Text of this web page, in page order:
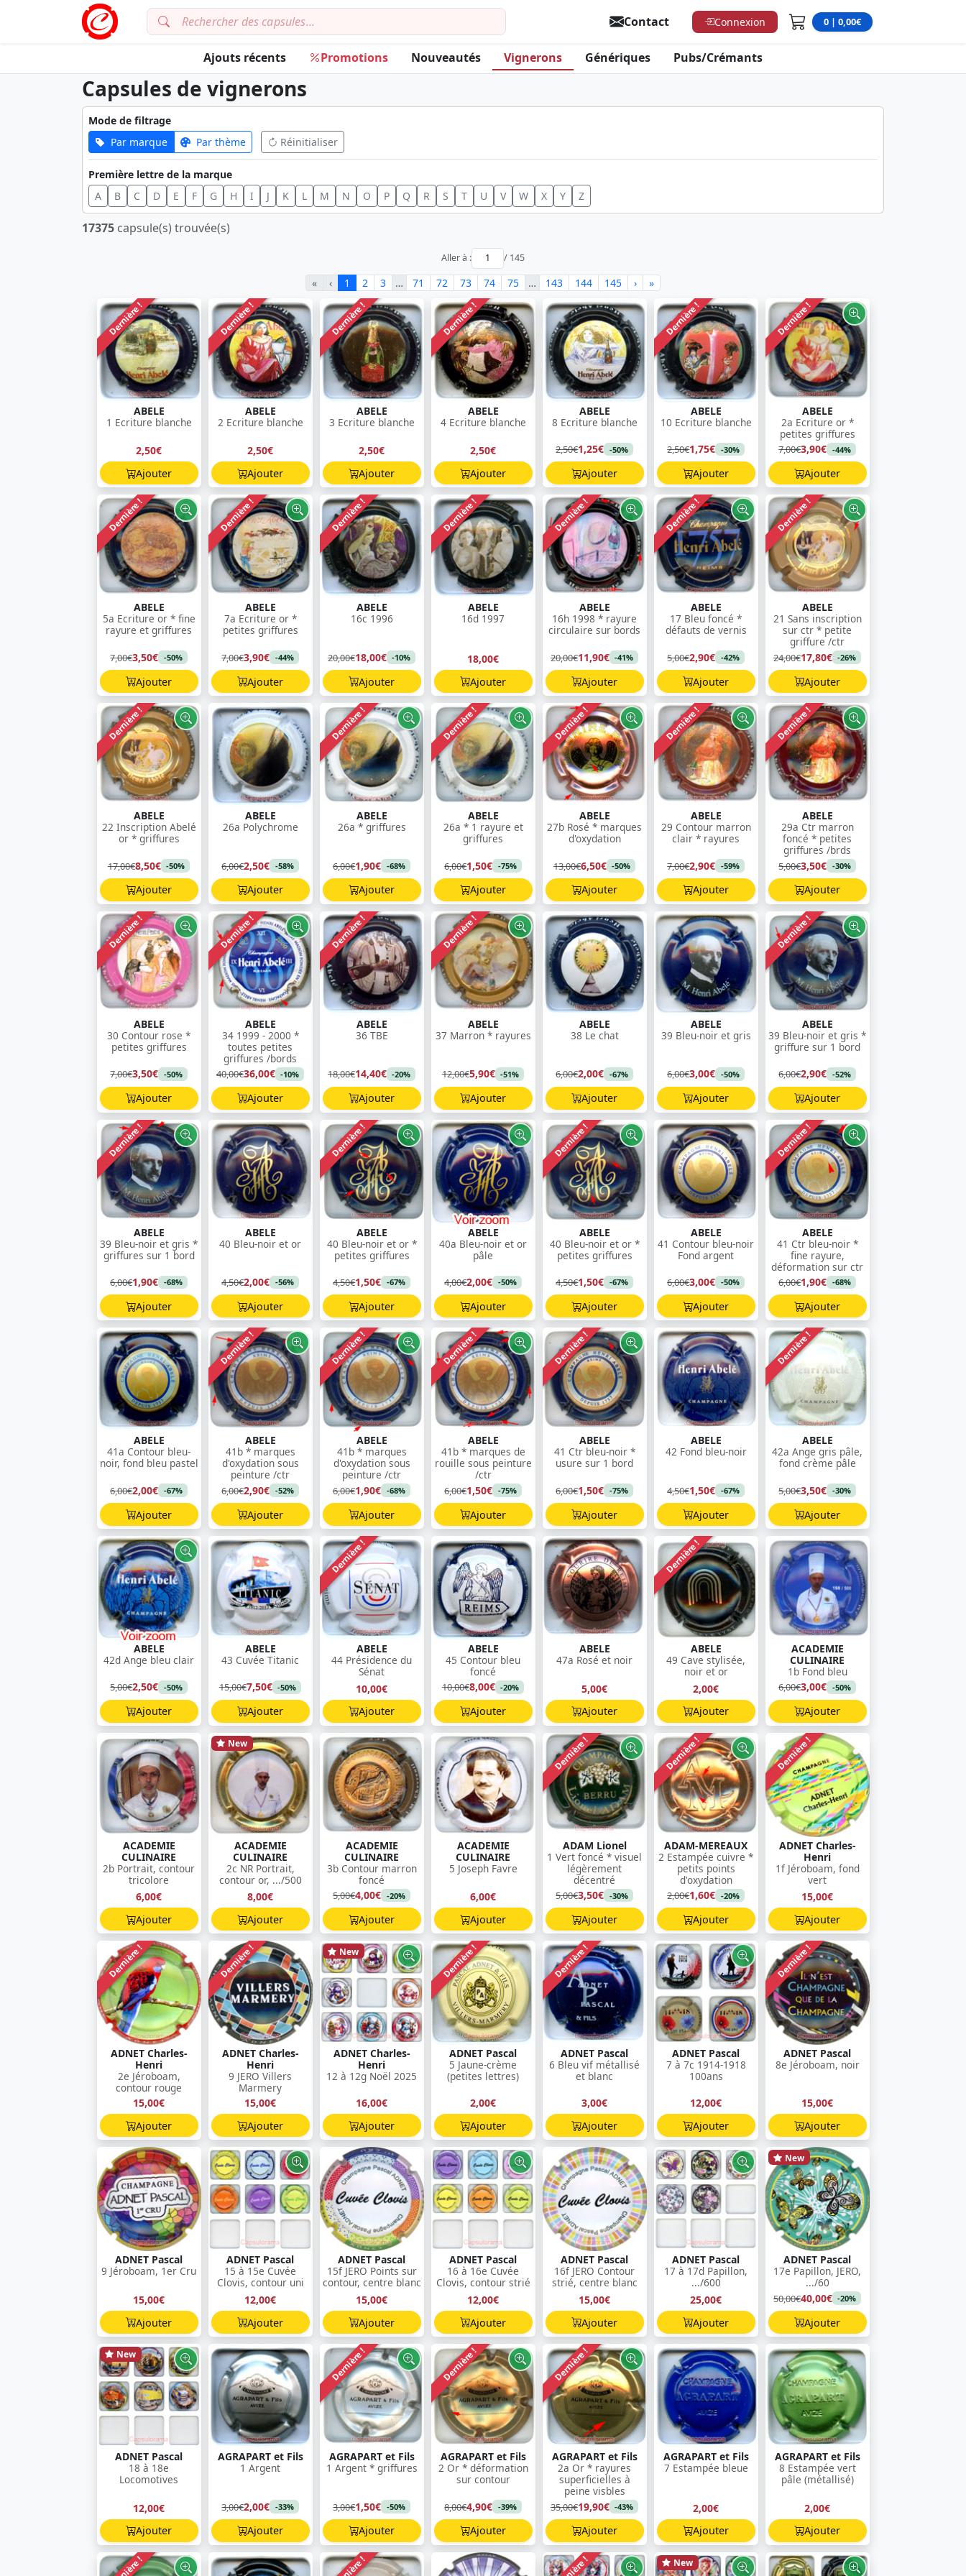
0 | 0,00€
Contact Connexion
Ajouts récents Promotions Nouveautés Vignerons Génériques Pubs/Crémants
Capsules de vignerons
Mode de filtrage
Par marque
Par thème Réinitialiser
Première lettre de la marque
A
B C D E F G H I J K L M N O P Q R S T U V W X Y Z
17375 capsule(s) trouvée(s)
Aller à : / 145
« ‹ 1 2 3 … 71 72 73 74 75 … 143 144 145 › »
Dernière !
ABELE
1 Ecriture blanche
2,50€
Ajouter
Dernière !
ABELE
2 Ecriture blanche
2,50€
Ajouter
Dernière !
ABELE
3 Ecriture blanche
2,50€
Ajouter
Dernière !
ABELE
4 Ecriture blanche
2,50€
Ajouter
ABELE
8 Ecriture blanche
2,50€1,25€ -50%
Ajouter
Dernière !
ABELE
10 Ecriture blanche
2,50€1,75€ -30%
Ajouter
Dernière !
ABELE
2a Ecriture or *
petites griffures
7,00€3,90€ -44%
Ajouter
Dernière !
ABELE
5a Ecriture or * fine
rayure et griffures
7,00€3,50€ -50%
Ajouter
Dernière !
ABELE
7a Ecriture or *
petites griffures
7,00€3,90€ -44%
Ajouter
Dernière !
ABELE
16c 1996
20,00€18,00€ -10%
Ajouter
Dernière !
ABELE
16d 1997
18,00€
Ajouter
Dernière !
ABELE
16h 1998 * rayure
circulaire sur bords
20,00€11,90€ -41%
Ajouter
Dernière !
ABELE
17 Bleu foncé *
défauts de vernis
5,00€2,90€ -42%
Ajouter
Dernière !
ABELE
21 Sans inscription
sur ctr * petite
griffure /ctr
24,00€17,80€ -26%
Ajouter
Dernière !
ABELE
22 Inscription Abelé
or * griffures
17,00€8,50€ -50%
Ajouter
ABELE
26a Polychrome
6,00€2,50€ -58%
Ajouter
Dernière !
ABELE
26a * griffures
6,00€1,90€ -68%
Ajouter
Dernière !
ABELE
26a * 1 rayure et
griffures
6,00€1,50€ -75%
Ajouter
Dernière !
ABELE
27b Rosé * marques
d'oxydation
13,00€6,50€ -50%
Ajouter
Dernière !
ABELE
29 Contour marron
clair * rayures
7,00€2,90€ -59%
Ajouter
Dernière !
ABELE
29a Ctr marron
foncé * petites
griffures /brds
5,00€3,50€ -30%
Ajouter
Dernière !
ABELE
30 Contour rose *
petites griffures
7,00€3,50€ -50%
Ajouter
Dernière !
ABELE
34 1999 - 2000 *
toutes petites
griffures /bords
40,00€36,00€ -10%
Ajouter
Dernière !
ABELE
36 TBE
18,00€14,40€ -20%
Ajouter
Dernière !
ABELE
37 Marron * rayures
12,00€5,90€ -51%
Ajouter
ABELE
38 Le chat
6,00€2,00€ -67%
Ajouter
ABELE
39 Bleu-noir et gris
6,00€3,00€ -50%
Ajouter
Dernière !
ABELE
39 Bleu-noir et gris *
griffure sur 1 bord
6,00€2,90€ -52%
Ajouter
Dernière !
ABELE
39 Bleu-noir et gris *
griffures sur 1 bord
6,00€1,90€ -68%
Ajouter
ABELE
40 Bleu-noir et or
4,50€2,00€ -56%
Ajouter
Dernière !
ABELE
40 Bleu-noir et or *
petites griffures
4,50€1,50€ -67%
Ajouter
ABELE
40a Bleu-noir et or
pâle
4,00€2,00€ -50%
Ajouter
Dernière !
ABELE
40 Bleu-noir et or *
petites griffures
4,50€1,50€ -67%
Ajouter
ABELE
41 Contour bleu-noir
Fond argent
6,00€3,00€ -50%
Ajouter
Dernière !
ABELE
41 Ctr bleu-noir *
fine rayure,
déformation sur ctr
6,00€1,90€ -68%
Ajouter
ABELE
41a Contour bleu-
noir, fond bleu pastel
6,00€2,00€ -67%
Ajouter
Dernière !
ABELE
41b * marques
d'oxydation sous
peinture /ctr
6,00€2,90€ -52%
Ajouter
Dernière !
ABELE
41b * marques
d'oxydation sous
peinture /ctr
6,00€1,90€ -68%
Ajouter
Dernière !
ABELE
41b * marques de
rouille sous peinture
/ctr
6,00€1,50€ -75%
Ajouter
Dernière !
ABELE
41 Ctr bleu-noir *
usure sur 1 bord
6,00€1,50€ -75%
Ajouter
ABELE
42 Fond bleu-noir
4,50€1,50€ -67%
Ajouter
Dernière !
ABELE
42a Ange gris pâle,
fond crème pâle
5,00€3,50€ -30%
Ajouter
ABELE
42d Ange bleu clair
5,00€2,50€ -50%
Ajouter
ABELE
43 Cuvée Titanic
15,00€7,50€ -50%
Ajouter
Dernière !
ABELE
44 Présidence du
Sénat
10,00€
Ajouter
ABELE
45 Contour bleu
foncé
10,00€8,00€ -20%
Ajouter
ABELE
47a Rosé et noir
5,00€
Ajouter
Dernière !
ABELE
49 Cave stylisée,
noir et or
2,00€
Ajouter
ACADEMIE
CULINAIRE
1b Fond bleu
6,00€3,00€ -50%
Ajouter
ACADEMIE
CULINAIRE
2b Portrait, contour
tricolore
6,00€
Ajouter
New
ACADEMIE
CULINAIRE
2c NR Portrait,
contour or, .../500
8,00€
Ajouter
ACADEMIE
CULINAIRE
3b Contour marron
foncé
5,00€4,00€ -20%
Ajouter
ACADEMIE
CULINAIRE
5 Joseph Favre
6,00€
Ajouter
Dernière !
ADAM Lionel
1 Vert foncé * visuel
légèrement
décentré
5,00€3,50€ -30%
Ajouter
Dernière !
ADAM-MEREAUX
2 Estampée cuivre *
petits points
d'oxydation
2,00€1,60€ -20%
Ajouter
Dernière !
ADNET Charles-
Henri
1f Jéroboam, fond
vert
15,00€
Ajouter
Dernière !
ADNET Charles-
Henri
2e Jéroboam,
contour rouge
15,00€
Ajouter
Dernière !
ADNET Charles-
Henri
9 JERO Villers
Marmery
15,00€
Ajouter
New
ADNET Charles-
Henri
12 à 12g Noël 2025
16,00€
Ajouter
Dernière !
ADNET Pascal
5 Jaune-crème
(petites lettres)
2,00€
Ajouter
Dernière !
ADNET Pascal
6 Bleu vif métallisé
et blanc
3,00€
Ajouter
ADNET Pascal
7 à 7c 1914-1918
100ans
12,00€
Ajouter
Dernière !
ADNET Pascal
8e Jéroboam, noir
15,00€
Ajouter
ADNET Pascal
9 Jéroboam, 1er Cru
15,00€
Ajouter
ADNET Pascal
15 à 15e Cuvée
Clovis, contour uni
12,00€
Ajouter
ADNET Pascal
15f JERO Points sur
contour, centre blanc
15,00€
Ajouter
ADNET Pascal
16 à 16e Cuvée
Clovis, contour strié
12,00€
Ajouter
ADNET Pascal
16f JERO Contour
strié, centre blanc
15,00€
Ajouter
ADNET Pascal
17 à 17d Papillon,
.../600
25,00€
Ajouter
New
ADNET Pascal
17e Papillon, JERO,
.../60
50,00€40,00€ -20%
Ajouter
New
ADNET Pascal
18 à 18e
Locomotives
12,00€
Ajouter
AGRAPART et Fils
1 Argent
3,00€2,00€ -33%
Ajouter
Dernière !
AGRAPART et Fils
1 Argent * griffures
3,00€1,50€ -50%
Ajouter
Dernière !
AGRAPART et Fils
2 Or * déformation
sur contour
8,00€4,90€ -39%
Ajouter
Dernière !
AGRAPART et Fils
2a Or * rayures
superficielles à
peine visbles
35,00€19,90€ -43%
Ajouter
AGRAPART et Fils
7 Estampée bleue
2,00€
Ajouter
AGRAPART et Fils
8 Estampée vert
pâle (métallisé)
2,00€
Ajouter
New